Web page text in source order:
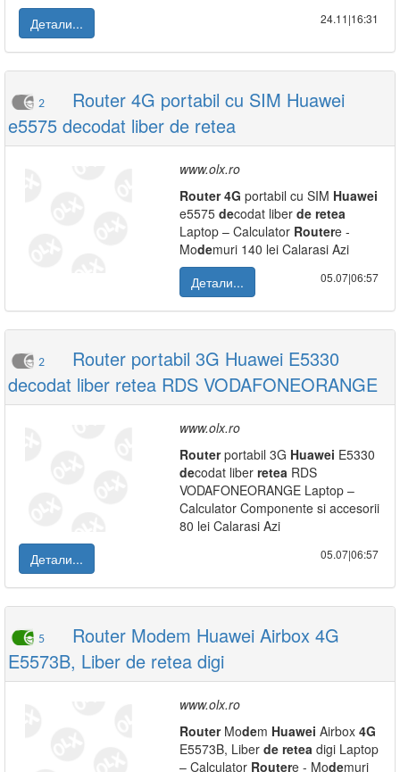
Детали...
24.11|16:31
2
Router 4G portabil cu SIM Huawei
e5575 decodat liber de retea
www.olx.ro
Router 4G portabil cu SIM Huawei
e5575 decodat liber de retea
Laptop – Calculator Routere -
Modemuri 140 lei Calarasi Azi
Детали...
05.07|06:57
2
Router portabil 3G Huawei E5330
decodat liber retea RDS VODAFONEORANGE
www.olx.ro
Routerportabil 3G Huawei E5330
decodat liber retea RDS
VODAFONEORANGE Laptop –
Calculator Componente si accesorii
80 lei Calarasi Azi
Детали...
05.07|06:57
5
Router Modem Huawei Airbox 4G
E5573B, Liber de retea digi
www.olx.ro
RouterModem Huawei Airbox 4G
E5573B, Liber de retea digi Laptop
– Calculator Routere - Modemuri